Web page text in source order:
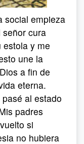
social empieza
cura
y me
une la
a fin de
eterna.
al estado
padres
si
no hubiera